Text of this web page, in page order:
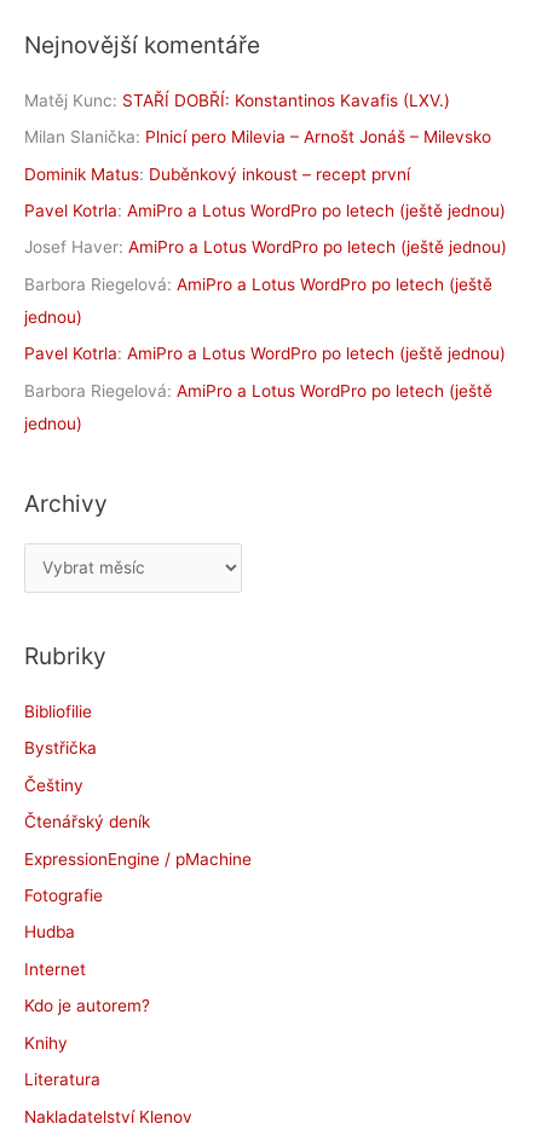
Nejnovější komentáře
Matěj Kunc: STAŘÍ DOBŘÍ: Konstantinos Kavafis (LXV.)
Milan Slanička: Plnicí pero Milevia – Arnošt Jonáš – Milevsko
Dominik Matus: Duběnkový inkoust – recept první
Pavel Kotrla: AmiPro a Lotus WordPro po letech (ještě jednou)
Josef Haver: AmiPro a Lotus WordPro po letech (ještě jednou)
Barbora Riegelová: AmiPro a Lotus WordPro po letech (ještě
jednou)
Pavel Kotrla: AmiPro a Lotus WordPro po letech (ještě jednou)
Barbora Riegelová: AmiPro a Lotus WordPro po letech (ještě
jednou)
Archivy
r
h
v
y
Rubriky
Bibliofilie
Bystřička
Češtiny
Čtenářský deník
ExpressionEngine / pMachine
Fotografie
Hudba
Internet
Kdo je autorem?
Knihy
Literatura
Nakladatelství Klenov